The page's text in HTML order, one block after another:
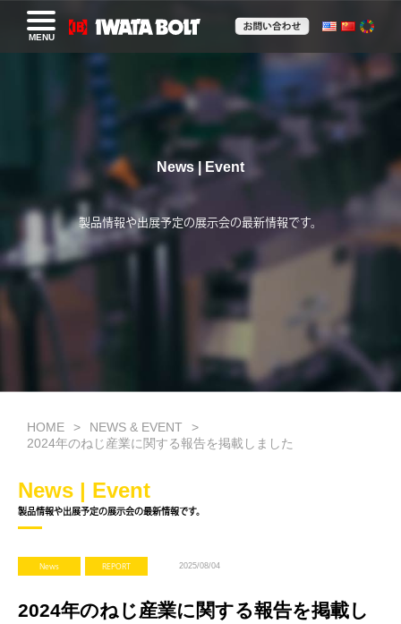
MENU
News | Event
製品情報や出展予定の展示会の最新情報です。
HOME
NEWS & EVENT
2024年のねじ産業に関する報告を掲載しました
News | Event
製品情報や出展予定の展示会の最新情報です。
News REPORT 2025/08/04
2024年のねじ産業に関する報告を掲載し